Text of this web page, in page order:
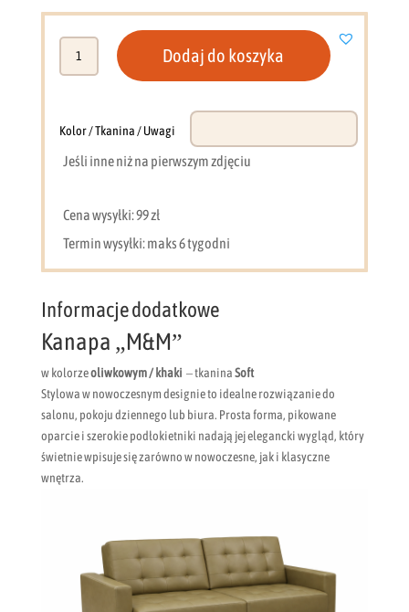
Kanapa „M&M”
w kolorzeoliwkowym / khaki – tkaninaSoft
Stylowa w nowoczesnym designie to idealne rozwiązanie do
salonu, pokoju dziennego lub biura. Prosta forma, pikowane
oparcie i szerokie podłokietniki nadają jej elegancki wygląd, który
świetnie wpisuje się zarówno w nowoczesne, jak i klasyczne
wnętrza.
cm
skóra
Dodaj do koszyka
Kolor / Tkanina / Uwagi
Jeśli inne niż na pierwszym zdjęciu
Cena wysyłki: 99 zł
Termin wysyłki: maks 6 tygodni
Informacje dodatkowe